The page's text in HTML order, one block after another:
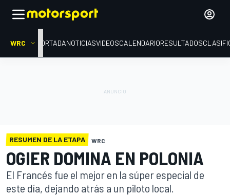
WRC PORTADANOTICIASVIDEOSCALENDARIORESULTADOS
RESUMEN DE LA ETAPA WRC
OGIER DOMINA EN POLONIA
El Francés fue el mejor en la súper especial de
este día, dejando atrás a un piloto local.